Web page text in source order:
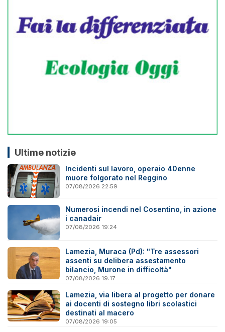
Ultime notizie
Incidenti sul lavoro, operaio 40enne
muore folgorato nel Reggino
07/08/2026 22:59
Numerosi incendi nel Cosentino, in azione
i canadair
07/08/2026 19:24
Lamezia, Muraca (Pd): "Tre assessori
assenti su delibera assestamento
bilancio, Murone in difficoltà"
07/08/2026 19:17
Lamezia, via libera al progetto per donare
ai docenti di sostegno libri scolastici
destinati al macero
07/08/2026 19:05